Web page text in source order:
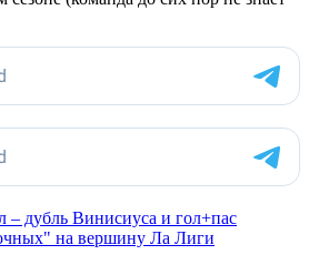
– дубль Винисиуса и гол+пас
на вершину Ла Лиги